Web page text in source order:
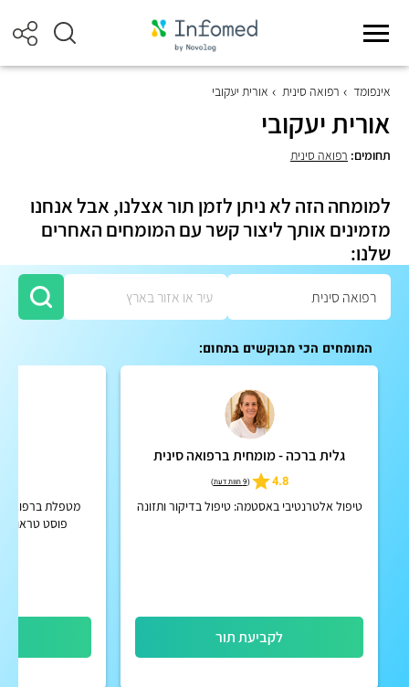
אינפומד רפואה סינית אורית יעקובי
אורית יעקובי
תחומים: רפואה סינית
למומחה הזה לא ניתן לזמן תור אצלנו, אבל אנחנו
מזמינים אותך ליצור קשר עם המומחים האחרים
שלנו:
המומחים הכי מבוקשים בתחום:
גלית ברכה - מומחית ברפואה סינית
4.8
(9 חוות דעת )
טיפול אלטרנטיבי באסטמה: טיפול בדיקור ותזונה
לקביעת תור
מטפלת ברפואה
פוסט